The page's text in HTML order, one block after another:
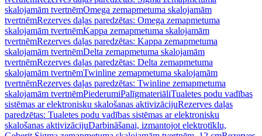
skalojamām tvertnēmOmega zemapmetuma skalojamām
tvertnēmRezerves daļas paredzētas: Omega zemapmetuma
skalojamām tvertnēmKappa zemapmetuma skalojamām
tvertnēmRezerves daļas paredzētas: Kappa zemapmetuma
skalojamām tvertnēmDelta zemapmetuma skalojamām
tvertnēmRezerves daļas paredzētas: Delta zemapmetuma
skalojamām tvertnēmTwinline zemapmetuma skalojamām
tvertnēmRezerves daļas paredzētas: Twinline zemapmetuma
skalojamām tvertnēmPiederumiPalīgmateriāliTualetes podu vadības
sistēmas ar elektronisku skalošanas aktivizācijuRezerves daļas
paredzētas: Tualetes podu vadības sistēmas ar elektronisku
skalošanas aktivizācijuDarbināšanai, izmantojot elektrotīklu,